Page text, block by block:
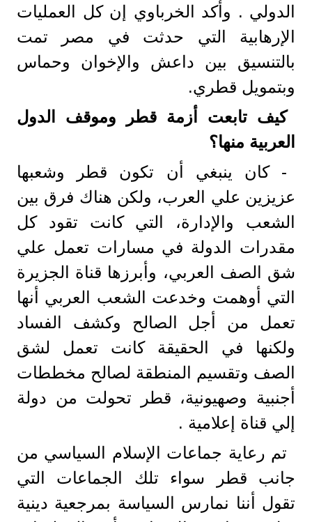
الدولي . وأكد الخرباوي إن كل العمليات
الإرهابية التي حدثت في مصر تمت
بالتنسيق بين داعش والإخوان وحماس
وبتمويل قطري.
كيف تابعت أزمة قطر وموقف الدول
العربية منها؟
- كان ينبغي أن تكون قطر وشعبها
عزيزين علي العرب، ولكن هناك فرق بين
الشعب والإدارة، التي كانت تقود كل
مقدرات الدولة في مسارات تعمل علي
شق الصف العربي، وأبرزها قناة الجزيرة
التي أوهمت وخدعت الشعب العربي أنها
تعمل من أجل الصالح وكشف الفساد
ولكنها في الحقيقة كانت تعمل لشق
الصف وتقسيم المنطقة لصالح مخططات
أجنبية وصهيونية، قطر تحولت من دولة
إلي قناة إعلامية .
تم رعاية جماعات الإسلام السياسي من
جانب قطر سواء تلك الجماعات التي
تقول أننا نمارس السياسة بمرجعية دينية